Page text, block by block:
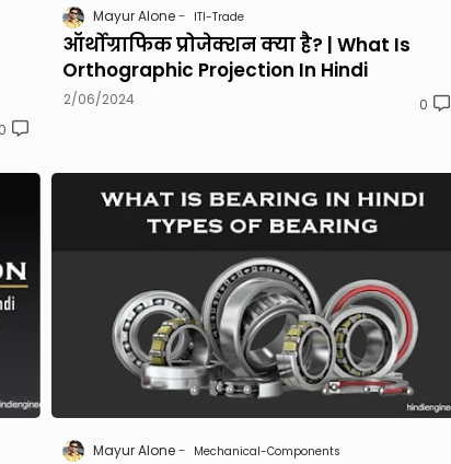
0
Mayur Alone ITI-Trade
ऑर्थोग्राफिक प्रोजेक्शन क्या है? | What Is
Orthographic Projection In Hindi
2/06/2024 0
Mayur Alone Mechanical-Components